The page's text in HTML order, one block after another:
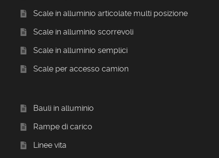
Scale in alluminio articolate multi posizione
Scale in alluminio scorrevoli
Scale in alluminio semplici
Scale per accesso camion
Bauli in alluminio
Rampe di carico
Linee vita